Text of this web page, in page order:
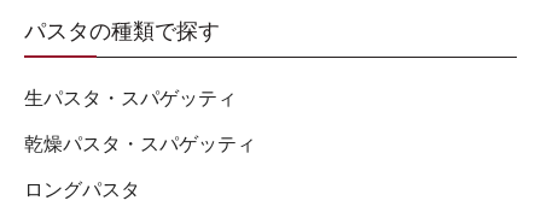
パスタの種類で探す
生パスタ・スパゲッティ
乾燥パスタ・スパゲッティ
ロングパスタ